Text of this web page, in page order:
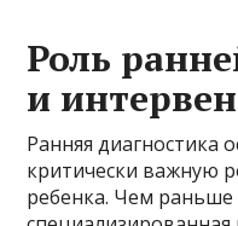
Роль
и
Ранняя диагностика
критически важную
ребенка. Чем раньше